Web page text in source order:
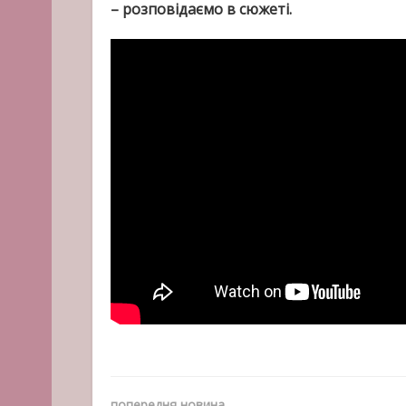
– розповідаємо в сюжеті.